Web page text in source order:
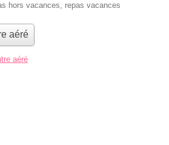
hors vacances, repas vacances
aéré
aéré